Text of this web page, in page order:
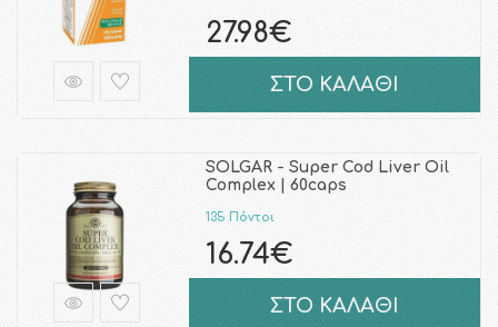
27.98€
ΣΤΟ ΚΑΛΑΘΙ
SOLGAR - Super Cod Liver Oil
Complex | 60caps
135 Πόντοι
16.74€
ΣΤΟ ΚΑΛΑΘΙ